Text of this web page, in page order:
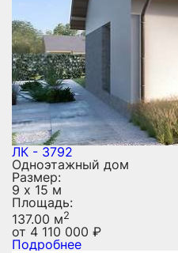
ЛК - 3792
Одноэтажный дом
Размер:
9 х 15 м
Площадь:
137.00 м2
от 4 110 000 ₽
Подробнее